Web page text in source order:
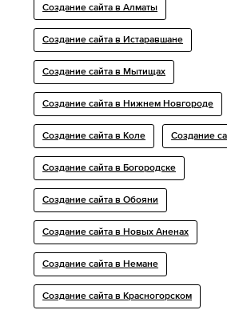
Создание сайта в Алматы
Создание сайта в Истаравшане
Создание сайта в Мытищах
Создание сайта в Нижнем Новгороде
Создание сайта в Коле Создание
Создание сайта в Богородске
Создание сайта в Обояни
Создание сайта в Новых Аненах
Создание сайта в Немане
Создание сайта в Красногорском